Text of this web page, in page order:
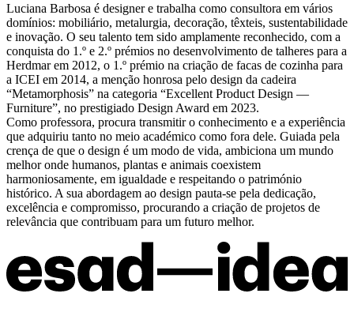
Luciana Barbosa é designer e trabalha como consultora em vários
domínios: mobiliário, metalurgia, decoração, têxteis, sustentabilidade
e inovação. O seu talento tem sido amplamente reconhecido, com a
conquista do 1.º e 2.º prémios no desenvolvimento de talheres para a
Herdmar em 2012, o 1.º prémio na criação de facas de cozinha para
a ICEI em 2014, a menção honrosa pelo design da cadeira
“Metamorphosis” na categoria “Excellent Product Design —
Furniture”, no prestigiado Design Award em 2023.
Como professora, procura transmitir o conhecimento e a experiência
que adquiriu tanto no meio académico como fora dele. Guiada pela
crença de que o design é um modo de vida, ambiciona um mundo
melhor onde humanos, plantas e animais coexistem
harmoniosamente, em igualdade e respeitando o património
histórico. A sua abordagem ao design pauta-se pela dedicação,
excelência e compromisso, procurando a criação de projetos de
relevância que contribuam para um futuro melhor.